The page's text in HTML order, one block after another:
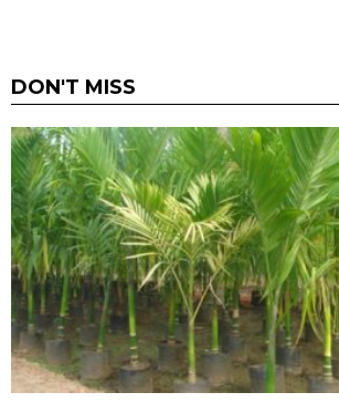
DON'T MISS